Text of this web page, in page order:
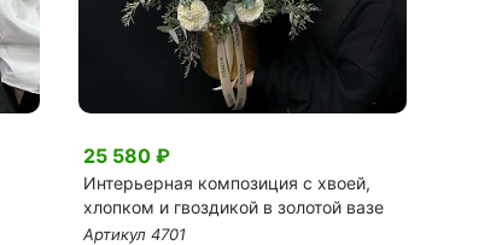
25 580 ₽
Интерьерная композиция с хвоей,
хлопком и гвоздикой в золотой вазе
Артикул 4701